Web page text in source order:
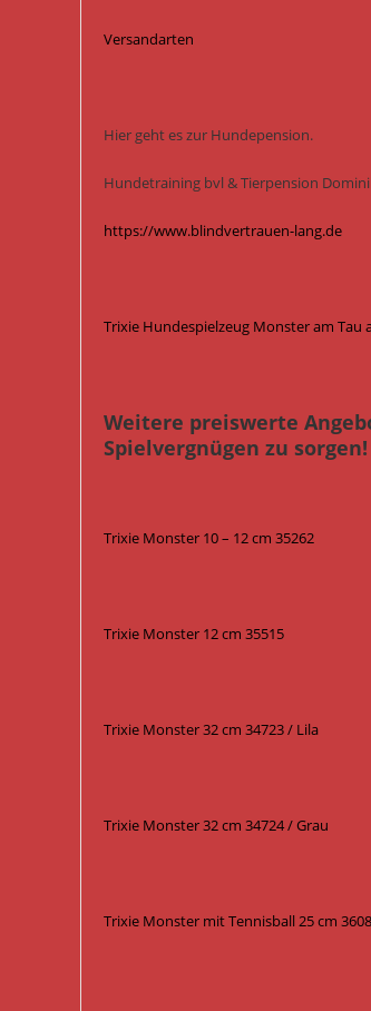
Versandarten
Hier geht es zur Hundepension.
Hundetraining bvl & Tierpension
https://www.blindvertrauen-lang.de
Trixie Hundespielzeug Monster am Tau
Weitere preiswerte
Spielvergnügen zu sorgen!
Trixie Monster 10 – 12 cm 35262
Trixie Monster 12 cm 35515
Trixie Monster 32 cm 34723 / Lila
Trixie Monster 32 cm 34724 / Grau
Trixie Monster mit Tennisball 25 cm